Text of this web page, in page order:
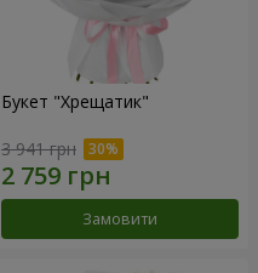
Букет "Хрещатик"
3 941 грн
Замовити